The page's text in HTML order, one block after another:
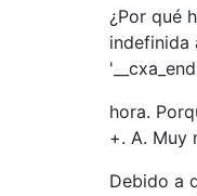
¿Por qué
indefinida
hora.
+. A. Muy
Debido a